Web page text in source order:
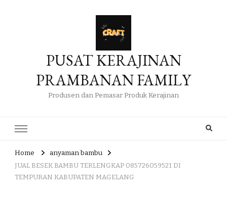
PUSAT KERAJINAN
PRAMBANAN FAMILY
Produsen dan Pemasar Produk Kerajinan
Home
anyaman bambu
JUAL BESEK BAMBU TERLENGKAP 085726059521 DI
TEMPURAN KABUPATEN MAGELANG